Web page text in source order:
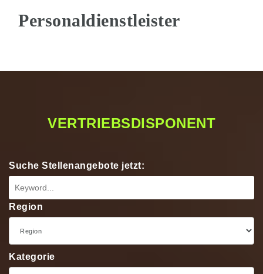
VERTRIEBSDISPONENT
Suche Stellenangebote jetzt:
Region
Kategorie